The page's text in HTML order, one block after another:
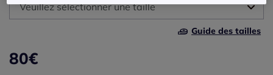
Veuillez sélectionner une taille
Guide des tailles
80€